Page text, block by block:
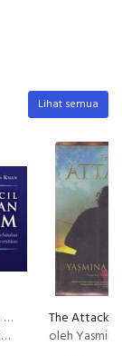
Lihat semua
Buku Kecil Kearifan Islam (Seri 2)
The Attack
oleh